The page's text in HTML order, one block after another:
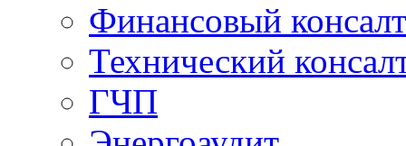
Финансовый
Технический
ГЧП